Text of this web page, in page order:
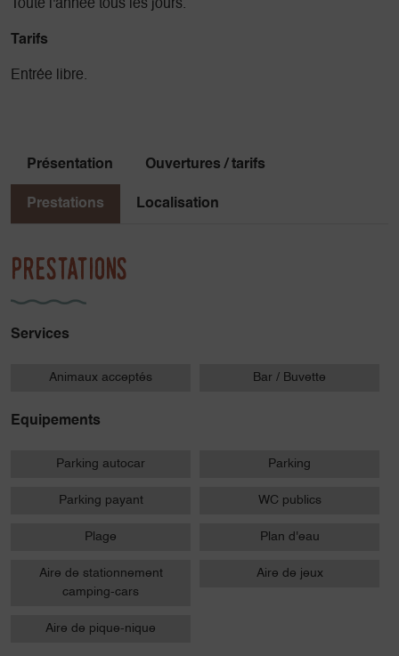
Toute l'année tous les jours.
Tarifs
Entrée libre.
Présentation Ouvertures / tarifs
Prestations Localisation
Prestations
Services
Animaux acceptés Bar / Buvette
Equipements
Parking autocar Parking
Parking payant WC publics
Plage Plan d'eau
Aire de stationnement
camping-cars
Aire de jeux
Aire de pique-nique